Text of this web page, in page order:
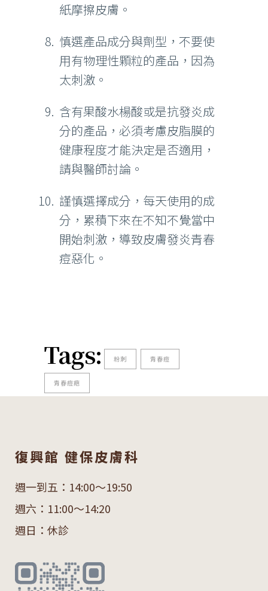
紙摩擦皮膚。
慎選產品成分與劑型，不要使
用有物理性顆粒的產品，因為
太刺激。
含有果酸水楊酸或是抗發炎成
分的產品，必須考慮皮脂膜的
健康程度才能決定是否適用，
請與醫師討論。
謹慎選擇成分，每天使用的成
分，累積下來在不知不覺當中
開始刺激，導致皮膚發炎青春
痘惡化。
Tags: 粉刺 青春痘
青春痘疤
復興館 健保皮膚科
週一到五：14:00～19:50
週六：11:00～14:20
週日：休診